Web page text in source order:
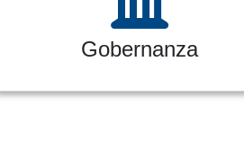
Gobernanza